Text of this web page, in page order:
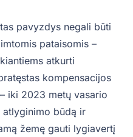
pavyzdys negali būti
pataisomis –
atkurti
kompensacijos
iki 2023 metų vasario
atlyginimo būdą ir
žemę gauti lygiavertį